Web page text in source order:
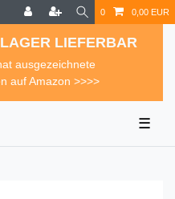
0 0,00 EUR
LIEFERBAR
ausgezeichnete
auf Amazon >>>>
☰